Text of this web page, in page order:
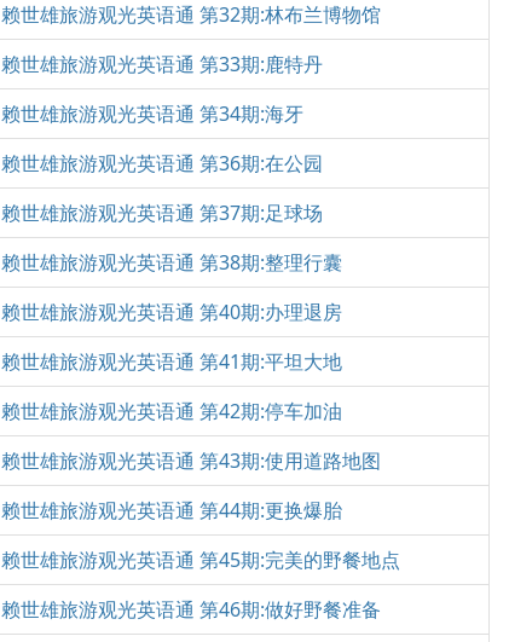
赖世雄旅游观光英语通 第32期:林布兰博物馆
赖世雄旅游观光英语通 第33期:鹿特丹
赖世雄旅游观光英语通 第34期:海牙
赖世雄旅游观光英语通 第36期:在公园
赖世雄旅游观光英语通 第37期:足球场
赖世雄旅游观光英语通 第38期:整理行囊
赖世雄旅游观光英语通 第40期:办理退房
赖世雄旅游观光英语通 第41期:平坦大地
赖世雄旅游观光英语通 第42期:停车加油
赖世雄旅游观光英语通 第43期:使用道路地图
赖世雄旅游观光英语通 第44期:更换爆胎
赖世雄旅游观光英语通 第45期:完美的野餐地点
赖世雄旅游观光英语通 第46期:做好野餐准备